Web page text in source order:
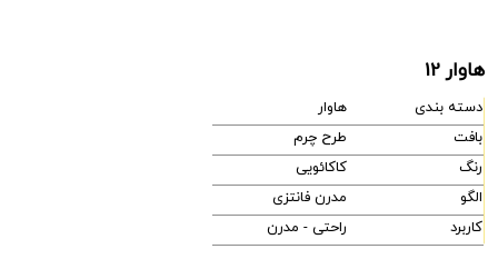
هاوار 12
دسته بندی
هاوار
بافت
طرح چرم
رنگ
کاکائویی
الگو
مدرن فانتزی
کاربرد
راحتی - مدرن